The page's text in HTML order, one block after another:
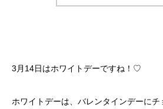
3月14日はホワイトデーですね！♡
ホワイトデーは、バレンタインデーに